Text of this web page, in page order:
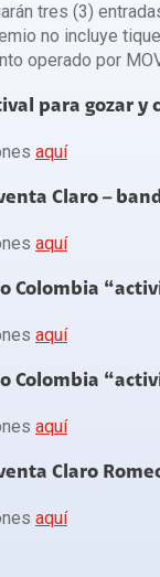
tres (3)
no incluye
operado por
para gozar y
aquí
Claro –
aquí
Colombia
aquí
Colombia
aquí
Claro
aquí